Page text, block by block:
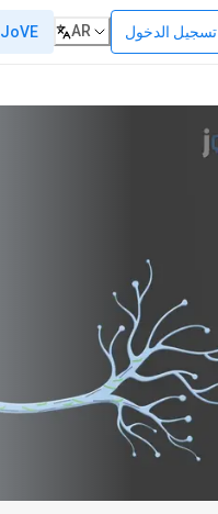
اسأل JoVE AR تسجيل الدخول